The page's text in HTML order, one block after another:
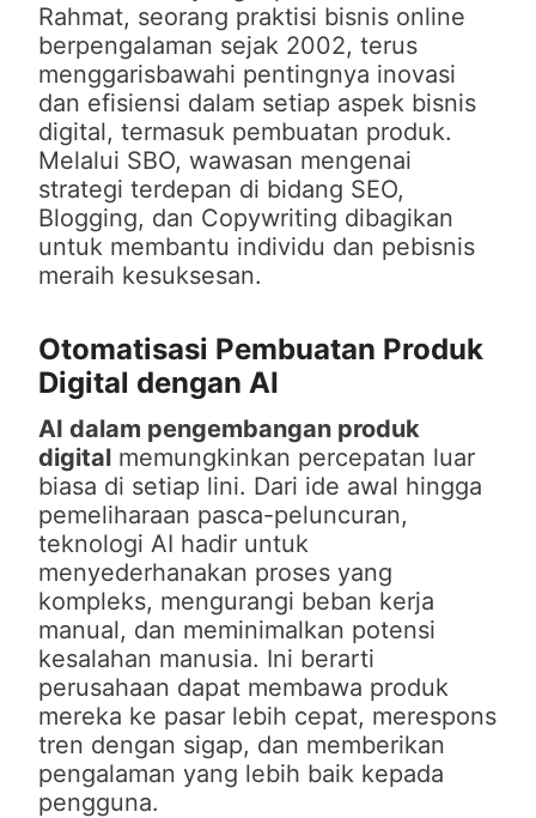
Rahmat, seorang praktisi bisnis online
berpengalaman sejak 2002, terus
menggarisbawahi pentingnya inovasi
dan efisiensi dalam setiap aspek bisnis
digital, termasuk pembuatan produk.
Melalui SBO, wawasan mengenai
strategi terdepan di bidang SEO,
Blogging, dan Copywriting dibagikan
untuk membantu individu dan pebisnis
meraih kesuksesan.
Otomatisasi Pembuatan Produk
Digital dengan AI
AI dalam pengembangan produk
digital memungkinkan percepatan luar
biasa di setiap lini. Dari ide awal hingga
pemeliharaan pasca-peluncuran,
teknologi AI hadir untuk
menyederhanakan proses yang
kompleks, mengurangi beban kerja
manual, dan meminimalkan potensi
kesalahan manusia. Ini berarti
perusahaan dapat membawa produk
mereka ke pasar lebih cepat, merespons
tren dengan sigap, dan memberikan
pengalaman yang lebih baik kepada
pengguna.